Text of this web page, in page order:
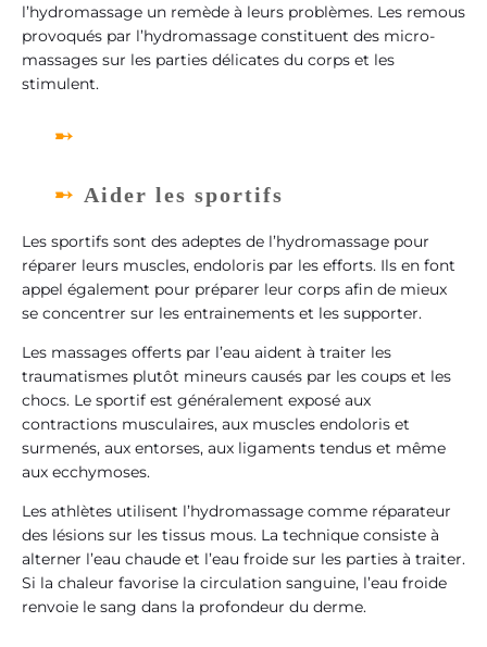
l’hydromassage un remède à leurs problèmes. Les remous
provoqués par l’hydromassage constituent des micro-
massages sur les parties délicates du corps et les
stimulent.
Aider les sportifs
Les sportifs sont des adeptes de l’hydromassage pour
réparer leurs muscles, endoloris par les efforts. Ils en font
appel également pour préparer leur corps afin de mieux
se concentrer sur les entrainements et les supporter.
Les massages offerts par l’eau aident à traiter les
traumatismes plutôt mineurs causés par les coups et les
chocs. Le sportif est généralement exposé aux
contractions musculaires, aux muscles endoloris et
surmenés, aux entorses, aux ligaments tendus et même
aux ecchymoses.
Les athlètes utilisent l’hydromassage comme réparateur
des lésions sur les tissus mous. La technique consiste à
alterner l’eau chaude et l’eau froide sur les parties à traiter.
Si la chaleur favorise la circulation sanguine, l’eau froide
renvoie le sang dans la profondeur du derme.